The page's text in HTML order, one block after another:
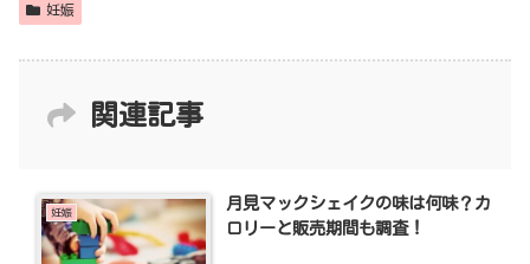
妊娠
関連記事
妊娠
月見マックシェイクの味は何味？カ
ロリーと販売期間も調査！